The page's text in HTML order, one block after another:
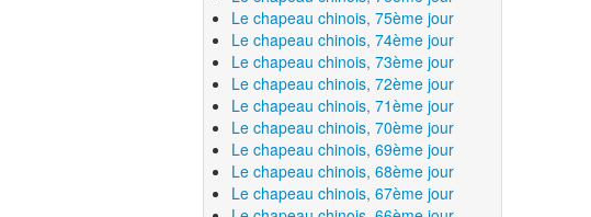
Le chapeau chinois, 75ème jour
Le chapeau chinois, 74ème jour
Le chapeau chinois, 73ème jour
Le chapeau chinois, 72ème jour
Le chapeau chinois, 71ème jour
Le chapeau chinois, 70ème jour
Le chapeau chinois, 69ème jour
Le chapeau chinois, 68ème jour
Le chapeau chinois, 67ème jour